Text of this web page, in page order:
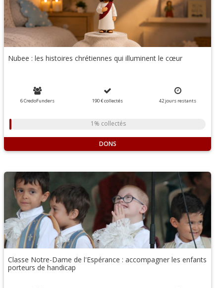
Nubee : les histoires chrétiennes qui illuminent le cœur
6 CredoFunders 190 €collectés 42jours restants
1% collectés
DONS
Classe Notre-Dame de l'Espérance : accompagner les enfants
porteurs de handicap